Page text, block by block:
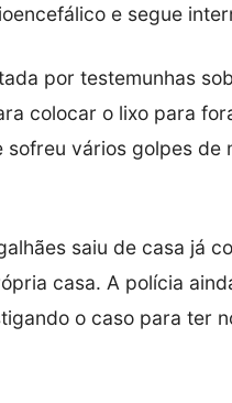
e segue
por testemunhas
colocar o lixo para
vários golpes de
saiu de casa já
casa. A polícia
o caso para ter